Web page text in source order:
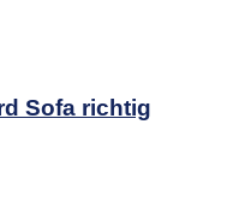
Sofa richtig